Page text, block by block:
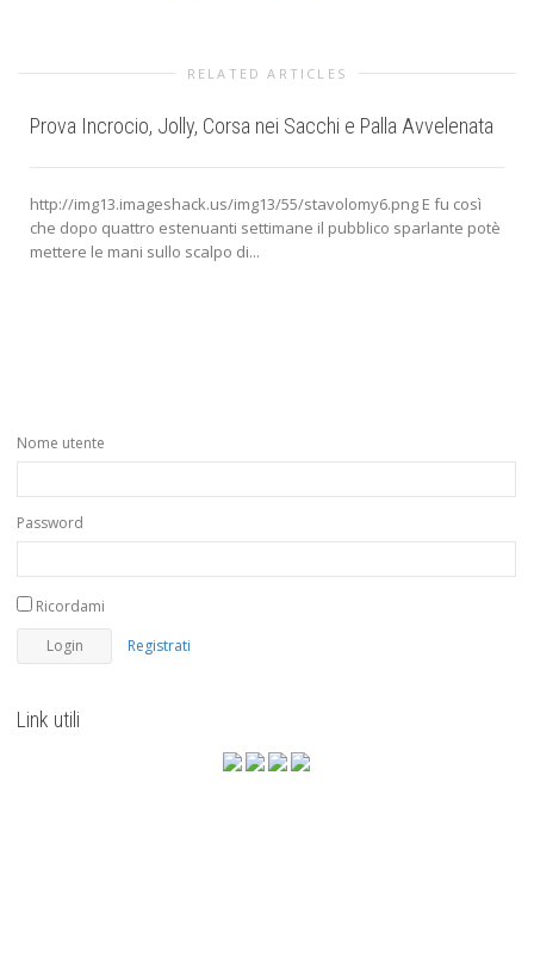
RELATED ARTICLES
Prova Incrocio, Jolly, Corsa nei Sacchi e Palla Avvelenata
http://img13.imageshack.us/img13/55/stavolomy6.png E fu così
che dopo quattro estenuanti settimane il pubblico sparlante potè
mettere le mani sullo scalpo di...
Nome utente
Password
Ricordami
Registrati
Link utili